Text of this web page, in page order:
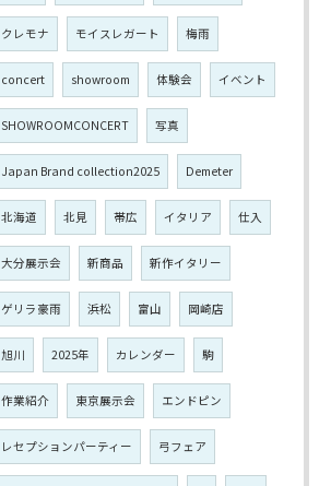
クレモナ モイスレガート 梅雨
concert showroom 体験会 イベント
SHOWROOMCONCERT 写真
Japan Brand collection2025 Demeter
北海道 北見 帯広 イタリア 仕入
大分展示会 新商品 新作イタリー
ゲリラ豪雨 浜松 富山 岡崎店
旭川 2025年 カレンダー 駒
作業紹介 東京展示会 エンドピン
レセプションパーティー 弓フェア